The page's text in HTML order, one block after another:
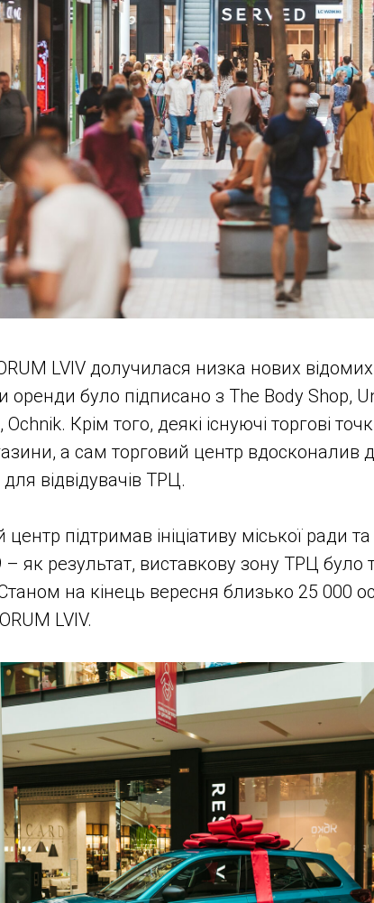
LVIV долучилася низка нових
оренди було підписано з The Body Shop,
Крім того, деякі існуючі торгові
а сам торговий центр вдосконалив
відвідувачів ТРЦ.
підтримав ініціативу міської ради
– як результат, виставкову зону ТРЦ
на кінець вересня близько 25 000
LVIV.